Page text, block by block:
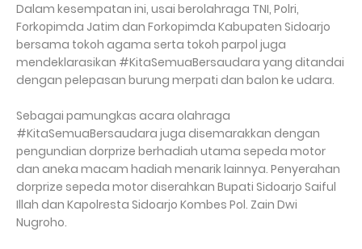
Dalam kesempatan ini, usai berolahraga TNI, Polri,
Forkopimda Jatim dan Forkopimda Kabupaten Sidoarjo
bersama tokoh agama serta tokoh parpol juga
mendeklarasikan #KitaSemuaBersaudara yang ditandai
dengan pelepasan burung merpati dan balon ke udara.
Sebagai pamungkas acara olahraga
#KitaSemuaBersaudara juga disemarakkan dengan
pengundian dorprize berhadiah utama sepeda motor
dan aneka macam hadiah menarik lainnya. Penyerahan
dorprize sepeda motor diserahkan Bupati Sidoarjo Saiful
Illah dan Kapolresta Sidoarjo Kombes Pol. Zain Dwi
Nugroho.